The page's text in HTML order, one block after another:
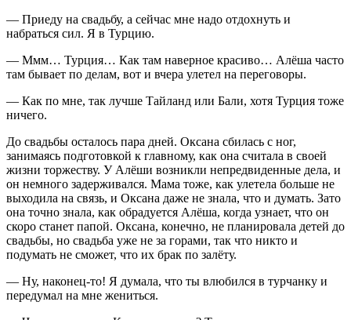
— Приеду на свадьбу, а сейчас мне надо отдохнуть и
набраться сил. Я в Турцию.
— Ммм… Турция… Как там наверное красиво… Алёша часто
там бывает по делам, вот и вчера улетел на переговоры.
— Как по мне, так лучше Тайланд или Бали, хотя Турция тоже
ничего.
До свадьбы осталось пара дней. Оксана сбилась с ног,
занимаясь подготовкой к главному, как она считала в своей
жизни торжеству. У Алёши возникли непредвиденные дела, и
он немного задерживался. Мама тоже, как улетела больше не
выходила на связь, и Оксана даже не знала, что и думать. Зато
она точно знала, как обрадуется Алёша, когда узнает, что он
скоро станет папой. Оксана, конечно, не планировала детей до
свадьбы, но свадьба уже не за горами, так что никто и
подумать не сможет, что их брак по залёту.
— Ну, наконец-то! Я думала, что ты влюбился в турчанку и
передумал на мне жениться.